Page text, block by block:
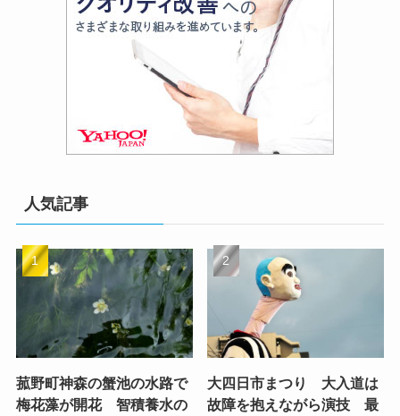
人気記事
菰野町神森の蟹池の水路で
梅花藻が開花 智積養水の
大四日市まつり 大入道は
故障を抱えながら演技 最